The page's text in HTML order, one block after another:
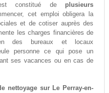
constitué de plusieurs
cet emploi obligera la
et de cotiser auprès des
les charges financières de
des bureaux et locaux
personne ce qui pose un
ses vacances ou en cas de
nettoyage sur Le Perray-en-